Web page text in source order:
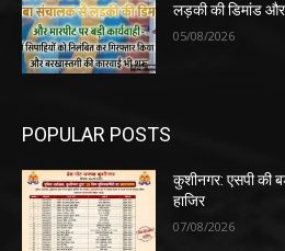
लड़की की डिमांड और
05/08/2026
POPULAR POSTS
कुशीनगर: एसपी की
हाजिर
07/08/2026